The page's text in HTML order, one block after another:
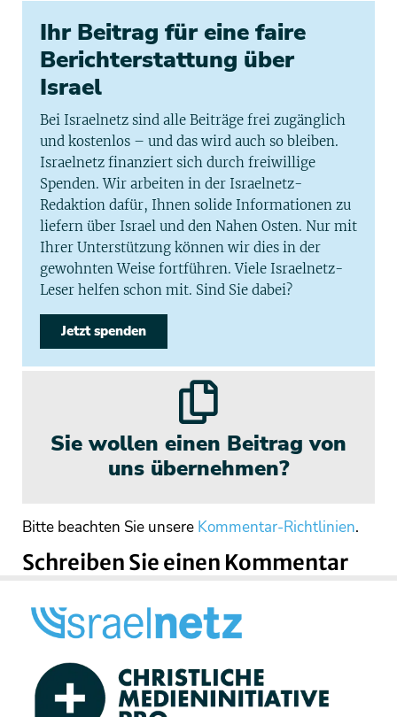
Ihr Beitrag für eine faire
Berichterstattung über
Israel
Bei Israelnetz sind alle Beiträge frei zugänglich
und kostenlos – und das wird auch so bleiben.
Israelnetz finanziert sich durch freiwillige
Spenden. Wir arbeiten in der Israelnetz-
Redaktion dafür, Ihnen solide Informationen zu
liefern über Israel und den Nahen Osten. Nur mit
Ihrer Unterstützung können wir dies in der
gewohnten Weise fortführen. Viele Israelnetz-
Leser helfen schon mit. Sind Sie dabei?
Jetzt spenden
Sie wollen einen Beitrag von
uns übernehmen?
Bitte beachten Sie unsere Kommentar-Richtlinien.
Schreiben Sie einen Kommentar